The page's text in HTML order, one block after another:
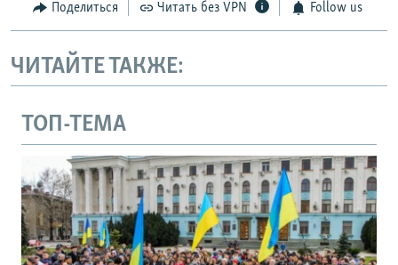
Поделиться Читать без VPN Follow us
ЧИТАЙТЕ ТАКЖЕ:
ТОП-ТЕМА